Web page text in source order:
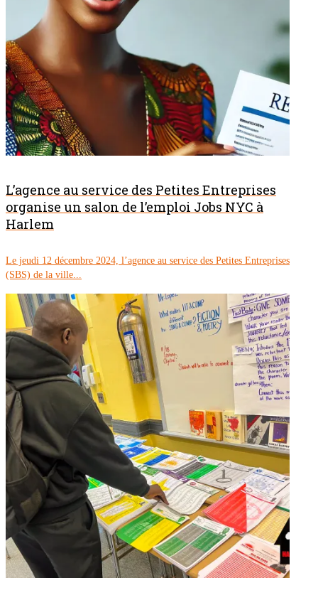
L’agence au service des Petites Entreprises
organise un salon de l’emploi Jobs NYC à
Harlem
Le jeudi 12 décembre 2024, l’agence au service des Petites Entreprises
(SBS) de la ville...